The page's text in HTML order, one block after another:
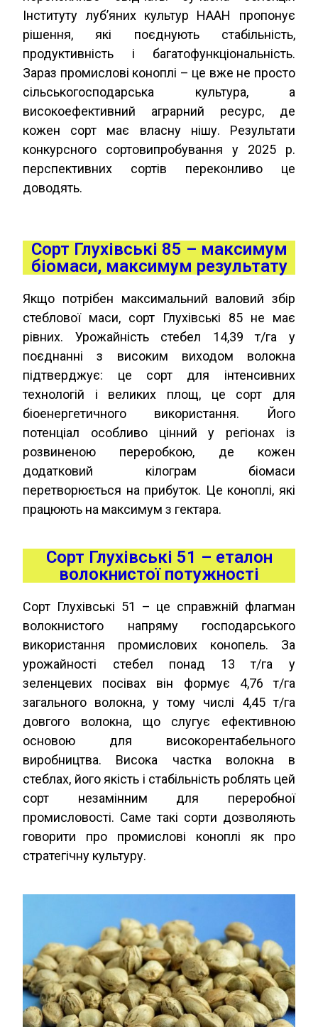
Інституту луб’яних культур НААН пропонує
рішення, які поєднують стабільність,
продуктивність і багатофункціональність.
Зараз промислові коноплі – це вже не просто
сільськогосподарська культура, а
високоефективний аграрний ресурс, де
кожен сорт має власну нішу. Результати
конкурсного сортовипробування у 2025 р.
перспективних сортів переконливо це
доводять.
Сорт Глухівські 85 – максимум
біомаси, максимум результату
Якщо потрібен максимальний валовий збір
стеблової маси, сорт Глухівські 85 не має
рівних. Урожайність стебел 14,39 т/га у
поєднанні з високим виходом волокна
підтверджує: це сорт для інтенсивних
технологій і великих площ, це сорт для
біоенергетичного використання. Його
потенціал особливо цінний у регіонах із
розвиненою переробкою, де кожен
додатковий кілограм біомаси
перетворюється на прибуток. Це коноплі, які
працюють на максимум з гектара.
Сорт Глухівські 51 – еталон
волокнистої потужності
Сорт Глухівські 51 – це справжній флагман
волокнистого напряму господарського
використання промислових конопель. За
урожайності стебел понад 13 т/га у
зеленцевих посівах він формує 4,76 т/га
загального волокна, у тому числі 4,45 т/га
довгого волокна, що слугує ефективною
основою для високорентабельного
виробництва. Висока частка волокна в
стеблах, його якість і стабільність роблять цей
сорт незамінним для переробної
промисловості. Саме такі сорти дозволяють
говорити про промислові коноплі як про
стратегічну культуру.